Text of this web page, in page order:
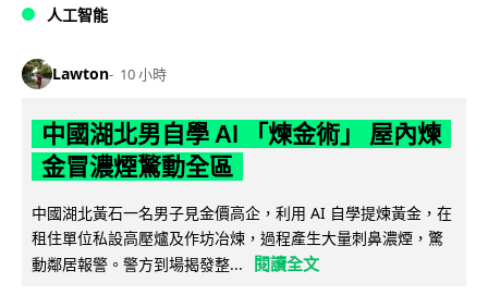
人工智能
Lawton 10 小時
中國湖北男自學 AI 「煉金術」 屋內煉
金冒濃煙驚動全區
中國湖北黃石一名男子見金價高企，利用 AI 自學提煉黃金，在
租住單位私設高壓爐及作坊冶煉，過程產生大量刺鼻濃煙，驚
動鄰居報警。警方到場揭發整...
閱讀全文